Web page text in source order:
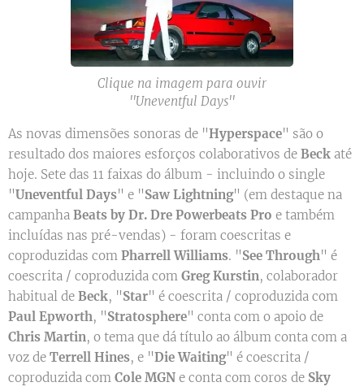
Clique na imagem para ouvir
''Uneventful Days''
As novas dimensões sonoras de "Hyperspace" são o
resultado dos maiores esforços colaborativos de Beck até
hoje. Sete das 11 faixas do álbum - incluindo o single
"Uneventful Days" e "Saw Lightning" (em destaque na
campanha Beats by Dr. Dre Powerbeats Pro e também
incluídas nas pré-vendas) - foram coescritas e
coproduzidas com Pharrell Williams. "See Through" é
coescrita / coproduzida com Greg Kurstin, colaborador
habitual de Beck, "Star" é coescrita / coproduzida com
Paul Epworth, "Stratosphere" conta com o apoio de
Chris Martin, o tema que dá título ao álbum conta com a
voz de Terrell Hines, e "Die Waiting" é coescrita /
coproduzida com Cole MGN e conta com coros de Sky